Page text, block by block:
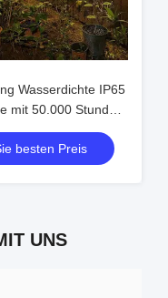
Wasserdichte IP65
mit 50.000 Stunden
2V
besten Preis
UNS